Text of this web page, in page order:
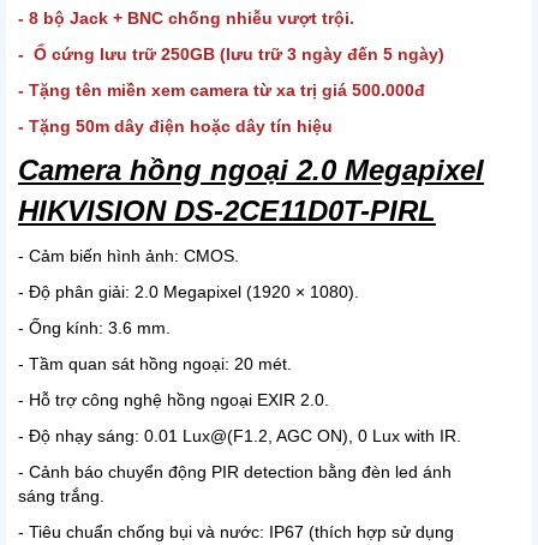
- 8 bộ Jack + BNC chống nhiễu vượt trội.
- Ổ cứng lưu trữ 250GB (lưu trữ 3 ngày đến 5 ngày)
- Tặng tên miền xem camera từ xa trị giá 500.000đ
- Tặng 50m dây điện hoặc dây tín hiệu
Camera hồng ngoại 2.0 Megapixel
HIKVISION DS-2CE11D0T-PIRL
- Cảm biến hình ảnh: CMOS.
- Độ phân giải: 2.0 Megapixel (1920 × 1080).
- Ống kính: 3.6 mm.
- Tầm quan sát hồng ngoại: 20 mét.
- Hỗ trợ công nghệ hồng ngoại EXIR 2.0.
- Độ nhạy sáng: 0.01 Lux@(F1.2, AGC ON), 0 Lux with IR.
- Cảnh báo chuyển động PIR detection bằng đèn led ánh
sáng trắng.
- Tiêu chuẩn chống bụi và nước: IP67 (thích hợp sử dụng